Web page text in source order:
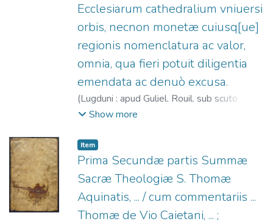
Ecclesiarum cathedralium vniuersi
orbis, necnon monetæ cuiusq[ue]
regionis nomenclatura ac valor,
omnia, qua fieri potuit diligentia
emendata ac denuò excusa.
(Lugduni : apud Guliel. Rouil. sub scuto
Veneti (excudebant Philibertus Rolletius, et
m. 1497.
Rollet, Philibert, 1495?-1562?;Frein,
Barthélemi, ca. 1498-ca. 1556.
Show more
Item
Prima Secundæ partis Summæ
Sacræ Theologiæ S. Thomæ
Aquinatis, ... / cum commentariis ...
Thomæ de Vio Caietani, ... ;